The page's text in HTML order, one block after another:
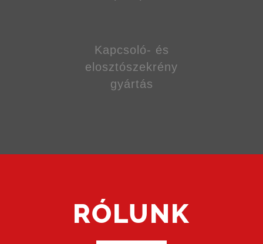
Kapcsoló- és
elosztószekrény
gyártás
RÓLUNK